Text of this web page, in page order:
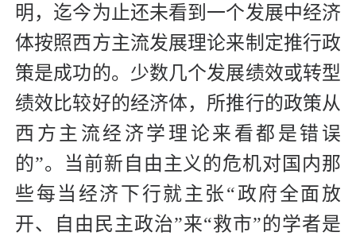
明，迄今为止还未看到一个发展中经济
体按照西方主流发展理论来制定推行政
策是成功的。少数几个发展绩效或转型
绩效比较好的经济体，所推行的政策从
西方主流经济学理论来看都是错误
的”。当前新自由主义的危机对国内那
些每当经济下行就主张“政府全面放
开、自由民主政治”来“救市”的学者是